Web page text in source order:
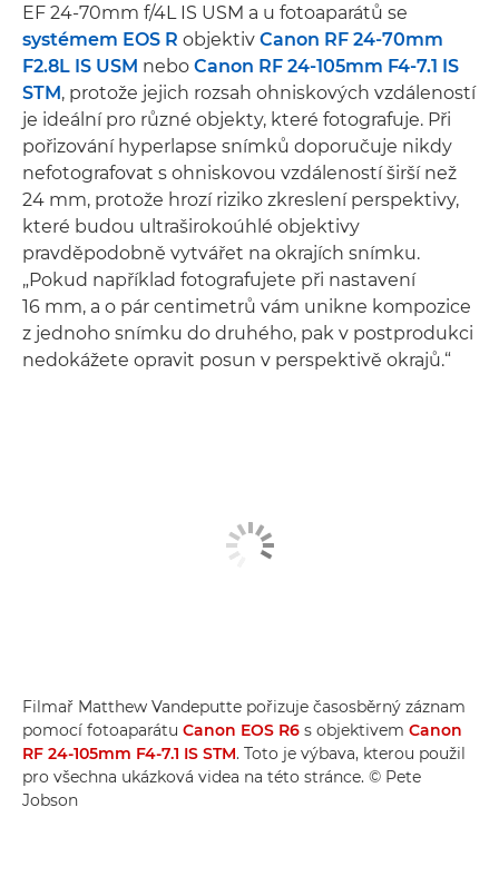
EF 24-70mm f/4L IS USM a u fotoaparátů se
systémem EOS R objektiv Canon RF 24-70mm
F2.8L IS USM nebo Canon RF 24-105mm F4-7.1 IS
STM, protože jejich rozsah ohniskových vzdáleností
je ideální pro různé objekty, které fotografuje. Při
pořizování hyperlapse snímků doporučuje nikdy
nefotografovat s ohniskovou vzdáleností širší než
24 mm, protože hrozí riziko zkreslení perspektivy,
které budou ultraširokoúhlé objektivy
pravděpodobně vytvářet na okrajích snímku.
„Pokud například fotografujete při nastavení
16 mm, a o pár centimetrů vám unikne kompozice
z jednoho snímku do druhého, pak v postprodukci
nedokážete opravit posun v perspektivě okrajů.“
Filmař Matthew Vandeputte pořizuje časosběrný záznam
pomocí fotoaparátu Canon EOS R6 s objektivem Canon
RF 24-105mm F4-7.1 IS STM. Toto je výbava, kterou použil
pro všechna ukázková videa na této stránce. © Pete
Jobson